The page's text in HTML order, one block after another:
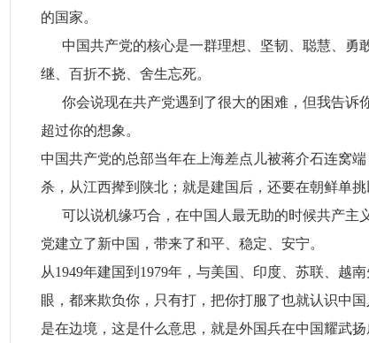
的国家。
中国共产党的核心是一群理想、坚韧、聪慧、勇
继、百折不挠、舍生忘死。
你会说现在共产党遇到了很大的困难，但我告诉
超过你的想象。
中国共产党的总部当年在上海差点儿被蒋介石连窝
杀，从江西撵到陕北；就是建国后，还要在朝鲜单挑
可以说机缘巧合，在中国人最无助的时候共产主
党建立了新中国，带来了和平、稳定、安宁。
从1949年建国到1979年，与美国、印度、苏联、越
眼，都来欺负你，只有打，把你打服了也就认识中
是在边境，这是什么意思，就是外国兵在中国耀武